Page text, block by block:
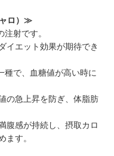
ロ）≫
射です。
イエット効果が期待でき
種で、血糖値が高い時に
の急上昇を防ぎ、体脂肪
腹感が持続し、摂取カロ
ます。